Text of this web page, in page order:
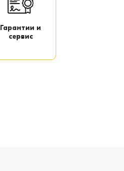
Гарантии и
сервис